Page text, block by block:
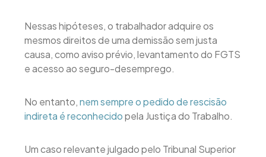
Nessas hipóteses, o trabalhador adquire os
mesmos direitos de uma demissão sem justa
causa, como aviso prévio, levantamento do FGTS
e acesso ao seguro-desemprego.
No entanto,nem sempre o pedido de rescisão
indireta é reconhecidopela Justiça do Trabalho.
Um caso relevante julgado pelo Tribunal Superior